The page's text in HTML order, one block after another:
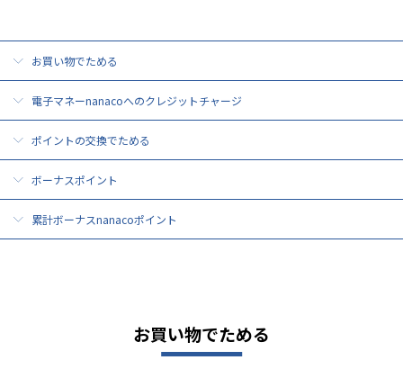
お買い物でためる
電子マネーnanacoへのクレジットチャージ
ポイントの交換でためる
ボーナスポイント
累計ボーナスnanacoポイント
お買い物でためる